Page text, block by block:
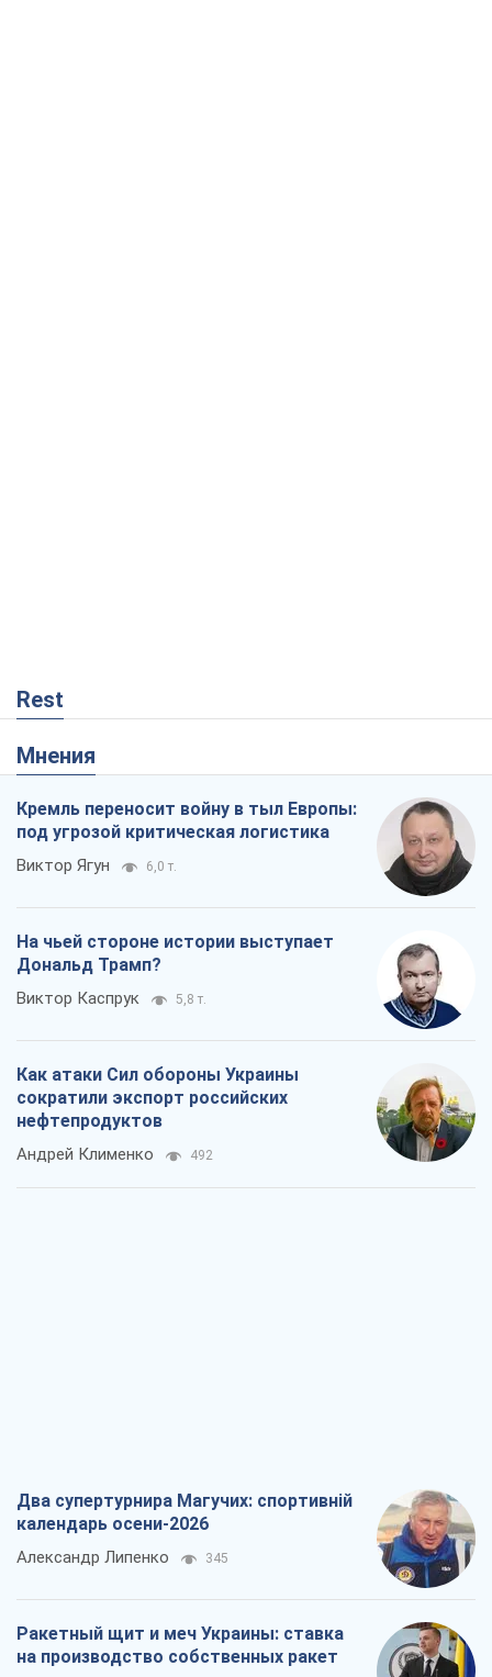
Rest
Мнения
Кремль переносит войну в тыл Европы:
под угрозой критическая логистика
Виктор Ягун 6,0 т.
На чьей стороне истории выступает
Дональд Трамп?
Виктор Каспрук 5,8 т.
Как атаки Сил обороны Украины
сократили экспорт российских
нефтепродуктов
Андрей Клименко 492
Два супертурнира Магучих: спортивній
календарь осени-2026
Александр Липенко 345
Ракетный щит и меч Украины: ставка
на производство собственных ракет